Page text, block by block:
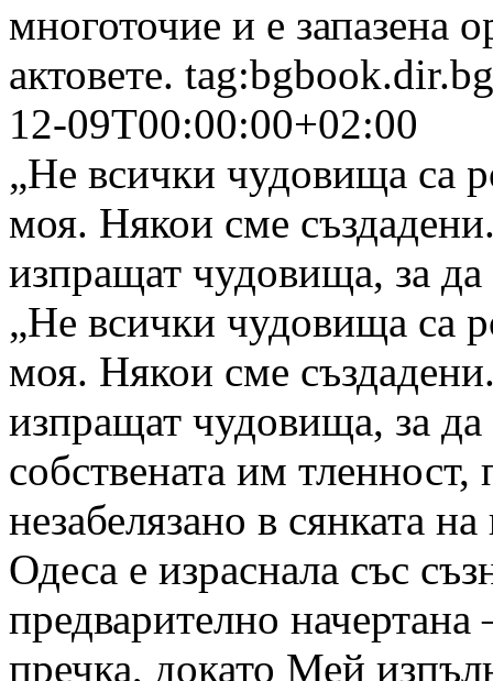
многоточие и е запазена
актовете.
12-09T00:00:00+02:00
„Не всички чудовища са
моя. Някои сме
изпращат чудовища, за
„Не всички чудовища са
моя. Някои сме
изпращат чудовища, за
собствената им
незабелязано в сянката
Одеса е израснала със
предварително
пречка, докато Мей